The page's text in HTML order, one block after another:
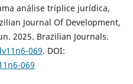
análise tríplice jurídica,
Journal Of Development,
2025. Brazilian Journals.
069. DOI:
069